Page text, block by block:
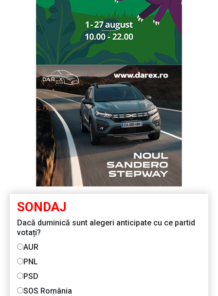
SONDAJ
Dacă duminică sunt alegeri anticipate cu ce partid
votați?
AUR
PNL
PSD
SOS România